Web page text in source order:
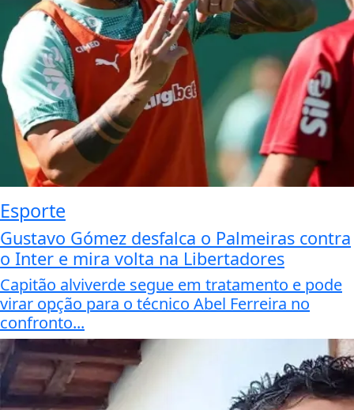
Esporte
Gustavo Gómez desfalca o Palmeiras contra
o Inter e mira volta na Libertadores
Capitão alviverde segue em tratamento e pode
virar opção para o técnico Abel Ferreira no
confronto...